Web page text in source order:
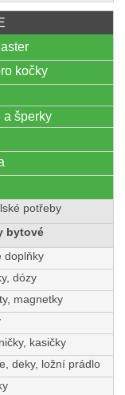
kočky
a šperky
potřeby
bytové
doplňky
dózy
magnetky
kasičky
deky, ložní prádlo